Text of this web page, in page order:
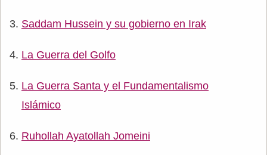
Saddam Hussein y su gobierno en Irak
La Guerra del Golfo
La Guerra Santa y el Fundamentalismo
Islámico
Ruhollah Ayatollah Jomeini